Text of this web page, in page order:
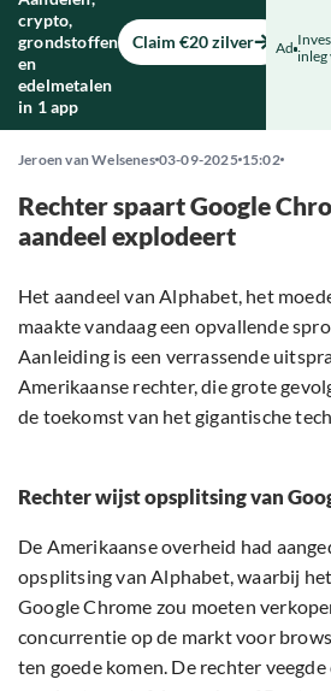
crypto,
grondstoffen
en
edelmetalen
in 1 app
Claim €20 zilver Adinleg
Jeroen van Welsenes 03-09-2025 15:02
Rechter spaart Google
aandeel explodeert
Het aandeel van Alphabet, het
maakte vandaag een opvallende
Aanleiding is een verrassende
Amerikaanse rechter, die grote
de toekomst van het gigantische
Rechter wijst opsplitsing van
De Amerikaanse overheid had
opsplitsing van Alphabet, waarbij
Google Chrome zou moeten
concurrentie op de markt voor
ten goede komen. De rechter